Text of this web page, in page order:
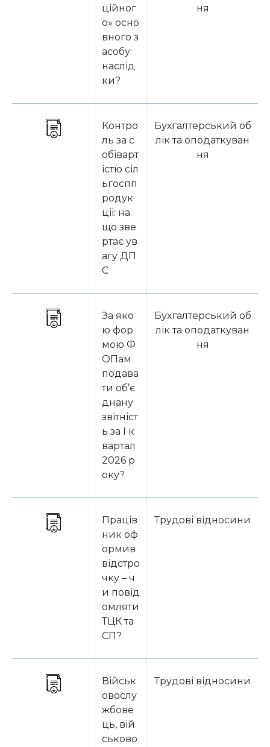
ційног
о» осно
вного з
асобу:
наслід
ки?
ня
Контро
ль за с
обіварт
істю сіл
ьгоспп
родук
ції: на
що зве
ртає ув
агу ДП
С
Бухгалтерський об
лік та оподаткуван
ня
За яко
ю фор
мою Ф
ОПам
подава
ти об’є
днану
звітніст
ь за І к
вартал
2026 р
оку?
Бухгалтерський об
лік та оподаткуван
ня
Праців
ник оф
ормив
відстро
чку – ч
и повід
омляти
ТЦК та
СП?
Трудові відносини
Військ
овослу
жбове
ць, вій
ськово
Трудові відносини